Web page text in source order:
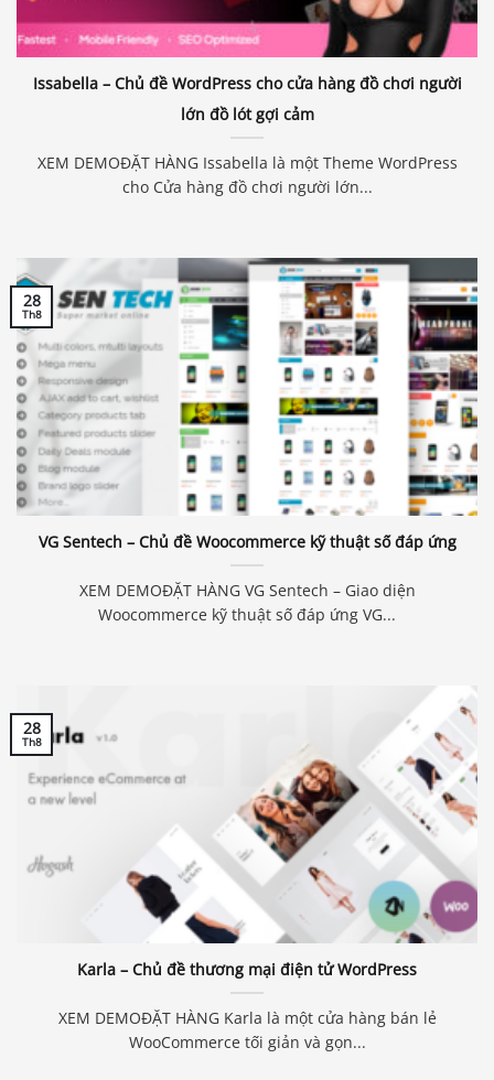
Issabella – Chủ đề WordPress cho cửa hàng đồ chơi người
lớn đồ lót gợi cảm
XEM DEMOĐẶT HÀNG Issabella là một Theme WordPress
cho Cửa hàng đồ chơi người lớn...
VG Sentech – Chủ đề Woocommerce kỹ thuật số đáp ứng
XEM DEMOĐẶT HÀNG VG Sentech – Giao diện
Woocommerce kỹ thuật số đáp ứng VG...
28
Th8
Karla – Chủ đề thương mại điện tử WordPress
XEM DEMOĐẶT HÀNG Karla là một cửa hàng bán lẻ
WooCommerce tối giản và gọn...
28
Th8